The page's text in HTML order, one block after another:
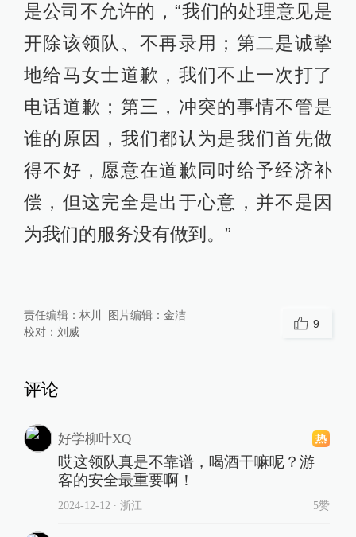
是公司不允许的，“我们的处理意见是
开除该领队、不再录用；第二是诚挚
地给马女士道歉，我们不止一次打了
电话道歉；第三，冲突的事情不管是
谁的原因，我们都认为是我们首先做
得不好，愿意在道歉同时给予经济补
偿，但这完全是出于心意，并不是因
为我们的服务没有做到。”
责任编辑： 林川 图片编辑： 金洁
校对： 刘威
9
评论
好学柳叶XQ
哎这领队真是不靠谱，喝酒干嘛呢？游
客的安全最重要啊！
2024-12-12 ∙ 浙江 5赞